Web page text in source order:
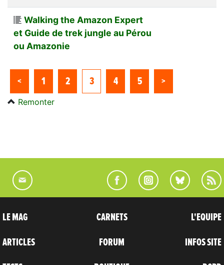
Walking the Amazon Expert
et Guide de trek jungle au Pérou
ou Amazonie
< 1 2 3 4 5 >
Remonter
LE MAG
ARTICLES
CARNETS
FORUM
L'EQUIPE
INFOS SITE